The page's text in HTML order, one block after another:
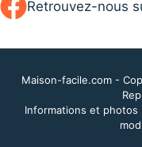
Retrouvez-nous
Maison-facile.com -
Informations et photos